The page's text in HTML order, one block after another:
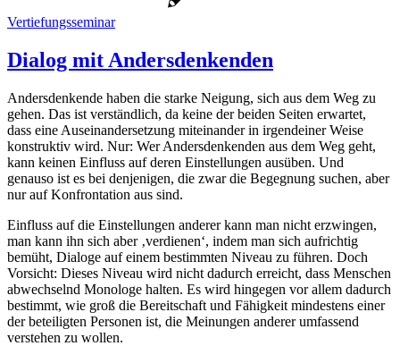
Vertiefungsseminar
Dialog mit Andersdenkenden
Andersdenkende haben die starke Neigung, sich aus dem Weg zu
gehen. Das ist verständlich, da keine der beiden Seiten erwartet,
dass eine Auseinandersetzung miteinander in irgendeiner Weise
konstruktiv wird. Nur: Wer Andersdenkenden aus dem Weg geht,
kann keinen Einfluss auf deren Einstellungen ausüben. Und
genauso ist es bei denjenigen, die zwar die Begegnung suchen, aber
nur auf Konfrontation aus sind.
Einfluss auf die Einstellungen anderer kann man nicht erzwingen,
man kann ihn sich aber ‚verdienen‘, indem man sich aufrichtig
bemüht, Dialoge auf einem bestimmten Niveau zu führen. Doch
Vorsicht: Dieses Niveau wird nicht dadurch erreicht, dass Menschen
abwechselnd Monologe halten. Es wird hingegen vor allem dadurch
bestimmt, wie groß die Bereitschaft und Fähigkeit mindestens einer
der beteiligten Personen ist, die Meinungen anderer umfassend
verstehen zu wollen.